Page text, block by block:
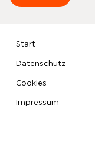
Start
Datenschutz
Cookies
Impressum